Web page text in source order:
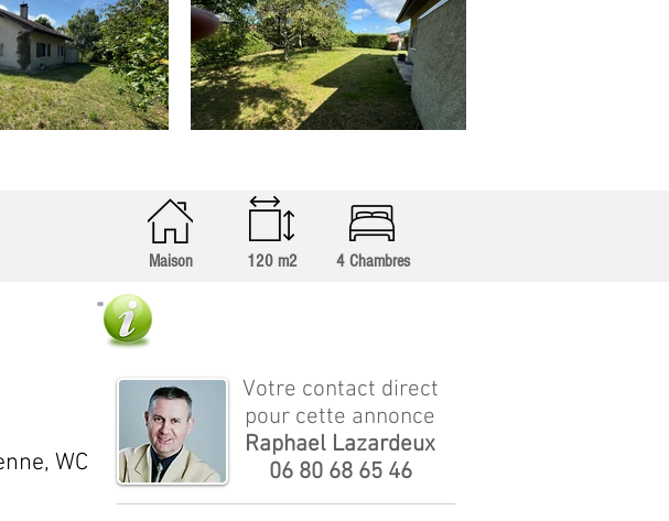
Maison 120 m2 4 Chambres
WC
Votre contact direct
pour cette annonce
Raphael Lazardeux
06 80 68 65 46